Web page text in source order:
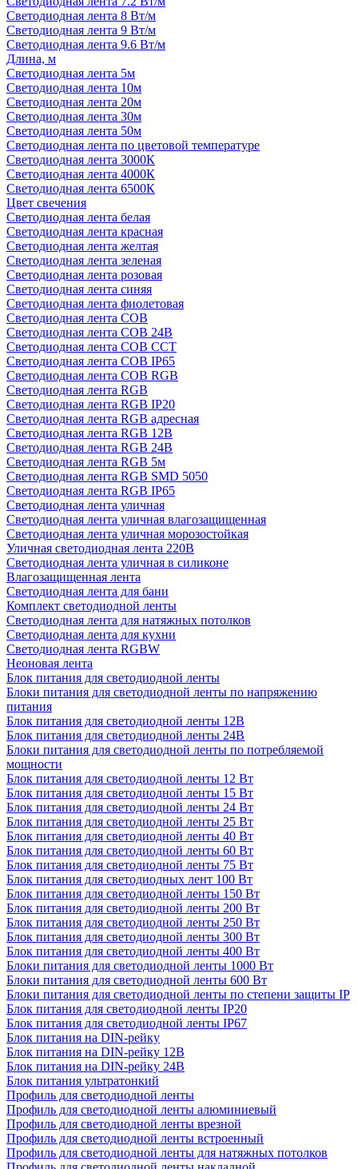
Светодиодная лента 8 Вт/м
Светодиодная лента 9 Вт/м
Светодиодная лента 9.6 Вт/м
Длина, м
Светодиодная лента 5м
Светодиодная лента 10м
Светодиодная лента 20м
Светодиодная лента 30м
Светодиодная лента 50м
Светодиодная лента по цветовой температуре
Светодиодная лента 3000К
Светодиодная лента 4000К
Светодиодная лента 6500К
Цвет свечения
Светодиодная лента белая
Светодиодная лента красная
Светодиодная лента желтая
Светодиодная лента зеленая
Светодиодная лента розовая
Светодиодная лента синяя
Светодиодная лента фиолетовая
Светодиодная лента COB
Светодиодная лента COB 24В
Светодиодная лента COB CCT
Светодиодная лента COB IP65
Светодиодная лента COB RGB
Светодиодная лента RGB
Светодиодная лента RGB IP20
Светодиодная лента RGB адресная
Светодиодная лента RGB 12В
Светодиодная лента RGB 24В
Светодиодная лента RGB 5м
Светодиодная лента RGB SMD 5050
Светодиодная лента RGB IP65
Светодиодная лента уличная
Светодиодная лента уличная влагозащищенная
Светодиодная лента уличная морозостойкая
Уличная светодиодная лента 220В
Светодиодная лента уличная в силиконе
Влагозащищенная лента
Светодиодная лента для бани
Комплект светодиодной ленты
Светодиодная лента для натяжных потолков
Светодиодная лента для кухни
Светодиодная лента RGBW
Неоновая лента
Блок питания для светодиодной ленты
Блоки питания для светодиодной ленты по напряжению
питания
Блок питания для светодиодной ленты 12В
Блок питания для светодиодной ленты 24В
Блоки питания для светодиодной ленты по потребляемой
мощности
Блок питания для светодиодной ленты 12 Вт
Блок питания для светодиодной ленты 15 Вт
Блок питания для светодиодной ленты 24 Вт
Блок питания для светодиодной ленты 25 Вт
Блок питания для светодиодной ленты 40 Вт
Блок питания для светодиодной ленты 60 Вт
Блок питания для светодиодной ленты 75 Вт
Блок питания для светодиодных лент 100 Вт
Блок питания для светодиодной ленты 150 Вт
Блок питания для светодиодной ленты 200 Вт
Блок питания для светодиодной ленты 250 Вт
Блок питания для светодиодной ленты 300 Вт
Блок питания для светодиодной ленты 400 Вт
Блоки питания для светодиодной ленты 1000 Вт
Блоки питания для светодиодной ленты 600 Вт
Блоки питания для светодиодной ленты по степени защиты IP
Блок питания для светодиодной ленты IP20
Блок питания для светодиодной ленты IP67
Блок питания на DIN-рейку
Блок питания на DIN-рейку 12В
Блок питания на DIN-рейку 24В
Блок питания ультратонкий
Профиль для светодиодной ленты
Профиль для светодиодной ленты алюминиевый
Профиль для светодиодной ленты врезной
Профиль для светодиодной ленты встроенный
Профиль для светодиодной ленты для натяжных потолков